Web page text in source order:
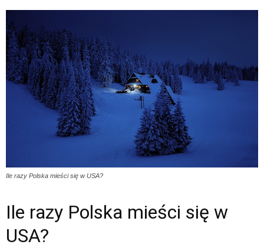
Ile razy Polska mieści się w USA?
Ile razy Polska mieści się w
USA?